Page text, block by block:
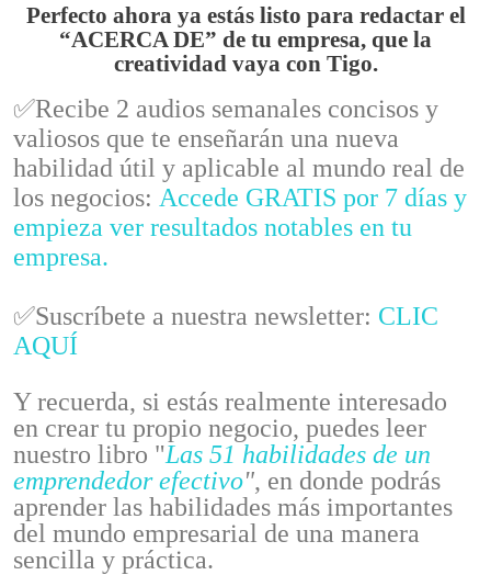
Perfecto ahora ya estás listo para redactar el
“ACERCA DE” de tu empresa, que la
creatividad vaya con Tigo.
✅Recibe 2 audios semanales concisos y
valiosos que te enseñarán una nueva
habilidad útil y aplicable al mundo real de
los negocios: Accede GRATIS por 7 días y
empieza ver resultados notables en tu
empresa.
✅Suscríbete a nuestra newsletter: CLIC
AQUÍ
Y recuerda, si estás realmente interesado
en crear tu propio negocio, puedes leer
nuestro libro "Las 51 habilidades de un
emprendedor efectivo", en donde podrás
aprender las habilidades más importantes
del mundo empresarial de una manera
sencilla y práctica.